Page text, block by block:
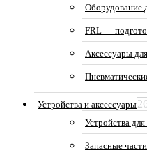
Оборудование
FRL —
Аксессуары
Устройства и аксессуары
Устройства
Запасные